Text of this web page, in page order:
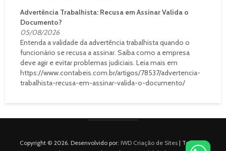
Advertência Trabalhista: Recusa em Assinar Valida o
Documento?
05/08/2026
Entenda a validade da advertência trabalhista quando o
funcionário se recusa a assinar. Saiba como a empresa
deve agir e evitar problemas judiciais. Leia mais em
https://www.contabeis.com.br/artigos/78537/advertencia-
trabalhista-recusa-em-assinar-valida-o-documento/
Copyright © 2026. Desenvolvido por: IWD Criação de Sites | Todos os